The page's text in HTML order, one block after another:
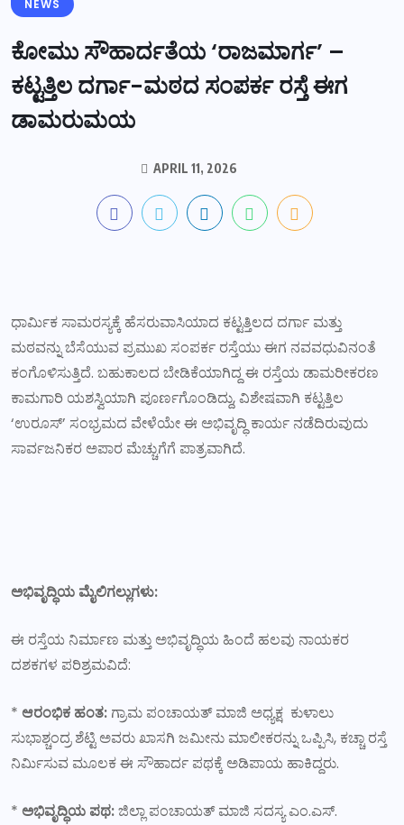
NEWS
ಕೋಮು ಸೌಹಾರ್ದತೆಯ ‘ರಾಜಮಾರ್ಗ’ –
ಕಟ್ಟತ್ತಿಲ ದರ್ಗಾ-ಮಠದ ಸಂಪರ್ಕ ರಸ್ತೆ ಈಗ
ಡಾಮರುಮಯ
APRIL 11, 2026
ಧಾರ್ಮಿಕ ಸಾಮರಸ್ಯಕ್ಕೆ ಹೆಸರುವಾಸಿಯಾದ ಕಟ್ಟತ್ತಿಲದ ದರ್ಗಾ ಮತ್ತು
ಮಠವನ್ನು ಬೆಸೆಯುವ ಪ್ರಮುಖ ಸಂಪರ್ಕ ರಸ್ತೆಯು ಈಗ ನವವಧುವಿನಂತೆ
ಕಂಗೊಳಿಸುತ್ತಿದೆ. ಬಹುಕಾಲದ ಬೇಡಿಕೆಯಾಗಿದ್ದ ಈ ರಸ್ತೆಯ ಡಾಮರೀಕರಣ
ಕಾಮಗಾರಿ ಯಶಸ್ವಿಯಾಗಿ ಪೂರ್ಣಗೊಂಡಿದ್ದು, ವಿಶೇಷವಾಗಿ ಕಟ್ಟತ್ತಿಲ
‘ಉರೂಸ್’ ಸಂಭ್ರಮದ ವೇಳೆಯೇ ಈ ಅಭಿವೃದ್ಧಿ ಕಾರ್ಯ ನಡೆದಿರುವುದು
ಸಾರ್ವಜನಿಕರ ಅಪಾರ ಮೆಚ್ಚುಗೆಗೆ ಪಾತ್ರವಾಗಿದೆ.
ಅಭಿವೃದ್ಧಿಯ ಮೈಲಿಗಲ್ಲುಗಳು:
ಈ ರಸ್ತೆಯ ನಿರ್ಮಾಣ ಮತ್ತು ಅಭಿವೃದ್ಧಿಯ ಹಿಂದೆ ಹಲವು ನಾಯಕರ
ದಶಕಗಳ ಪರಿಶ್ರಮವಿದೆ:
* ಆರಂಭಿಕ ಹಂತ: ಗ್ರಾಮ ಪಂಚಾಯತ್ ಮಾಜಿ ಅಧ್ಯಕ್ಷ ಕುಳಾಲು
ಸುಭಾಶ್ಚಂದ್ರ ಶೆಟ್ಟಿ ಅವರು ಖಾಸಗಿ ಜಮೀನು ಮಾಲೀಕರನ್ನು ಒಪ್ಪಿಸಿ, ಕಚ್ಚಾ ರಸ್ತೆ
ನಿರ್ಮಿಸುವ ಮೂಲಕ ಈ ಸೌಹಾರ್ದ ಪಥಕ್ಕೆ ಅಡಿಪಾಯ ಹಾಕಿದ್ದರು.
* ಅಭಿವೃದ್ಧಿಯ ಪಥ:ಜಿಲ್ಲಾ ಪಂಚಾಯತ್ ಮಾಜಿ ಸದಸ್ಯ ಎಂ.ಎಸ್.